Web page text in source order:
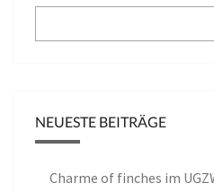
NEUESTE BEITRÄGE
Charme of finches im